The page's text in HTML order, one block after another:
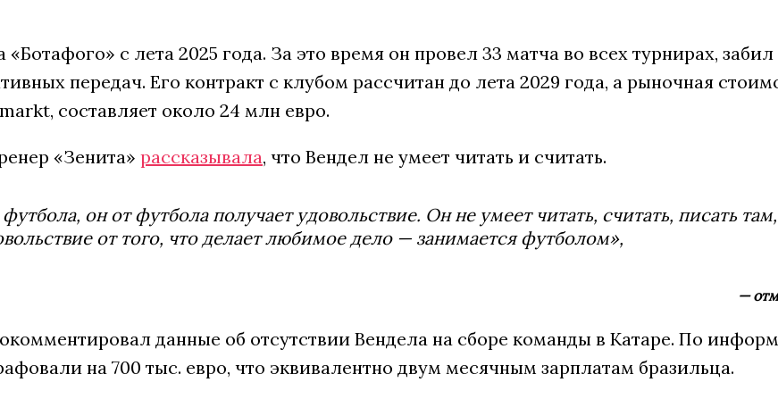
«Ботафого» с лета 2025 года. За это время он провел 33 матча во всех турнирах,
передач. Его контракт с клубом рассчитан до лета 2029 года, а рыночная
составляет около 24 млн евро.
«Зенита» рассказывала, что Вендел не умеет читать и считать.
он от футбола получает удовольствие. Он не умеет читать, считать, писать
от того, что делает любимое дело — занимается футболом»,
—
данные об отсутствии Вендела на сборе команды в Катаре. По
на 700 тыс. евро, что эквивалентно двум месячным зарплатам бразильца.